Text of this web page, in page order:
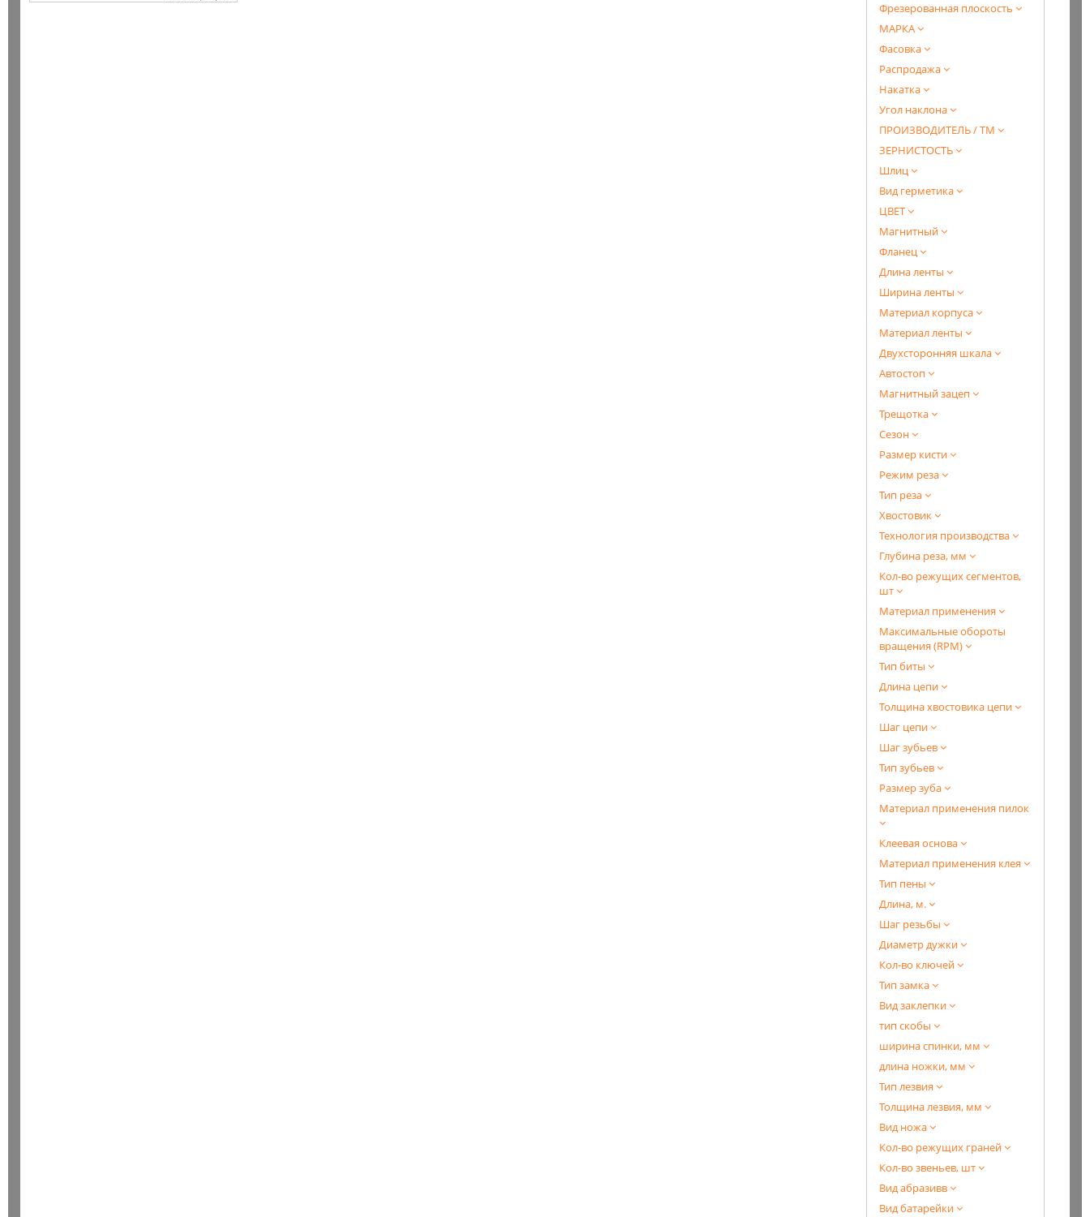
Фрезерованная плоскость
МАРКА
Фасовка
Распродажа
Накатка
Угол наклона
ПРОИЗВОДИТЕЛЬ / ТМ
ЗЕРНИСТОСТЬ
Шлиц
Вид герметика
ЦВЕТ
Магнитный
Фланец
Длина ленты
Ширина ленты
Материал корпуса
Материал ленты
Двухсторонняя шкала
Автостоп
Магнитный зацеп
Трещотка
Сезон
Размер кисти
Режим реза
Тип реза
Хвостовик
Технология производства
Глубина реза, мм
Кол-во режущих сегментов,
шт
Материал применения
Максимальные обороты
вращения (RPM)
Тип биты
Длина цепи
Толщина хвостовика цепи
Шаг цепи
Шаг зубьев
Тип зубьев
Размер зуба
Материал применения пилок
Клеевая основа
Материал применения клея
Тип пены
Длина, м.
Шаг резьбы
Диаметр дужки
Кол-во ключей
Тип замка
Вид заклепки
тип скобы
ширина спинки, мм
длина ножки, мм
Тип лезвия
Толщина лезвия, мм
Вид ножа
Кол-во режущих граней
Кол-во звеньев, шт
Вид абразивв
Вид батарейки